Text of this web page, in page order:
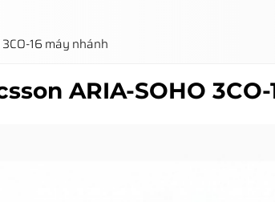
16 máy nhánh
ARIA-SOHO